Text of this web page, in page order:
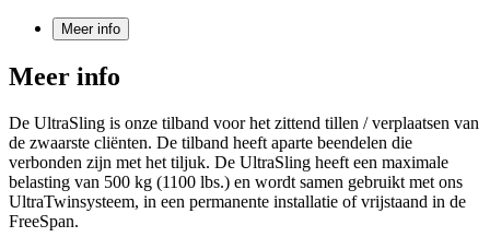
Meer info
Meer info
De UltraSling is onze tilband voor het zittend tillen / verplaatsen van
de zwaarste cliënten. De tilband heeft aparte beendelen die
verbonden zijn met het tiljuk. De UltraSling heeft een maximale
belasting van 500 kg (1100 lbs.) en wordt samen gebruikt met ons
UltraTwinsysteem, in een permanente installatie of vrijstaand in de
FreeSpan.